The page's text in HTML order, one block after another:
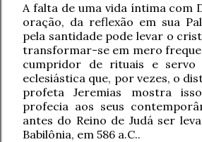
A falta de uma vida íntima com
oração, da reflexão em sua
pela santidade pode levar o
transformar-se em mero
cumpridor de rituais e servo
eclesiástica que, por vezes, o
profeta Jeremias mostra
profecia aos seus
antes do Reino de Judá ser
Babilônia, em 586 a.C..